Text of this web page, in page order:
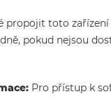
propojit toto
pokud nejsou
Pro přístup k